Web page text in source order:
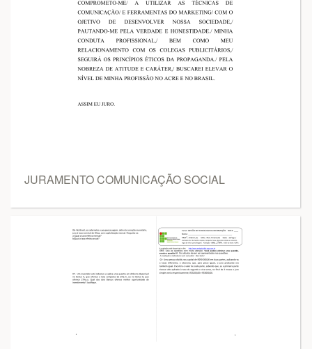
JURAMENTO COMUNICAÇÃO SOCIAL